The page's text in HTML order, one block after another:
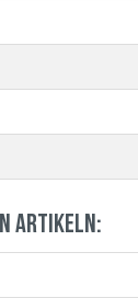
Artikeln: